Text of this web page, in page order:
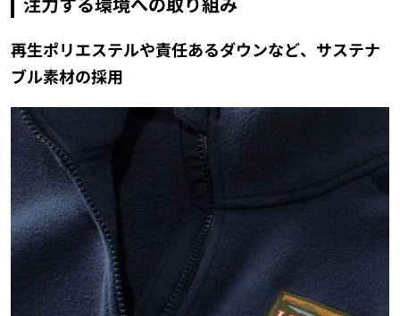
再生ポリエステルや責任あるダウンなど、サステナ
ブル素材の採用